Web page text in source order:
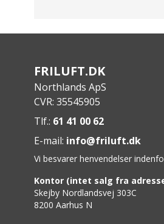
Isolering: 1/5
Vandresistent: 1/5
FRILUFT.DK
Northlands ApS
CVR: 35545905
Tlf.: 61 41 00 62
E-mail: info@friluft.dk
Vi besvarer henvendelser
Kontor (intet salg fra
Skejby Nordlandsvej 303C
8200 Aarhus N